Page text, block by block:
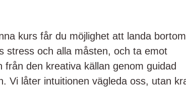
kurs får du möjlighet att landa bortom
stress och alla måsten, och ta emot
från den kreativa källan genom guidad
Vi låter intuitionen vägleda oss, utan